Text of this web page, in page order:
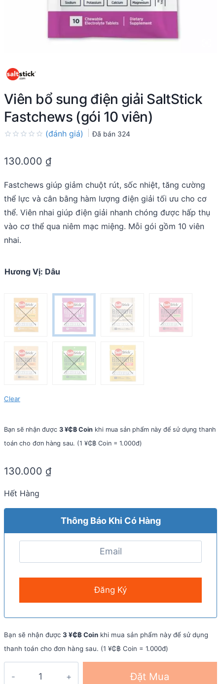
Viên bổ sung điện giải SaltStick
Fastchews (gói 10 viên)
out
(đánh giá) Đã bán 324
130.000 ₫
Fastchews giúp giảm chuột rút, sốc nhiệt, tăng cường
thể lực và cân bằng hàm lượng điện giải tối ưu cho cơ
thể. Viên nhai giúp điện giải nhanh chóng được hấp thụ
vào cơ thể qua niêm mạc miệng. Mỗi gói gồm 10 viên
nhai.
Hương Vị: Dâu
Clear
Bạn sẽ nhận được 3 ¥₵฿ Coin khi mua sản phẩm này để sử dụng thanh
toán cho đơn hàng sau. (1 ¥₵฿ Coin = 1.000đ)
130.000 ₫
Hết Hàng
Thông Báo Khi Có Hàng
Bạn sẽ nhận được 3 ¥₵฿ Coin khi mua sản phẩm này để sử dụng
thanh toán cho đơn hàng sau. (1 ¥₵฿ Coin = 1.000đ)
Đặt Mua